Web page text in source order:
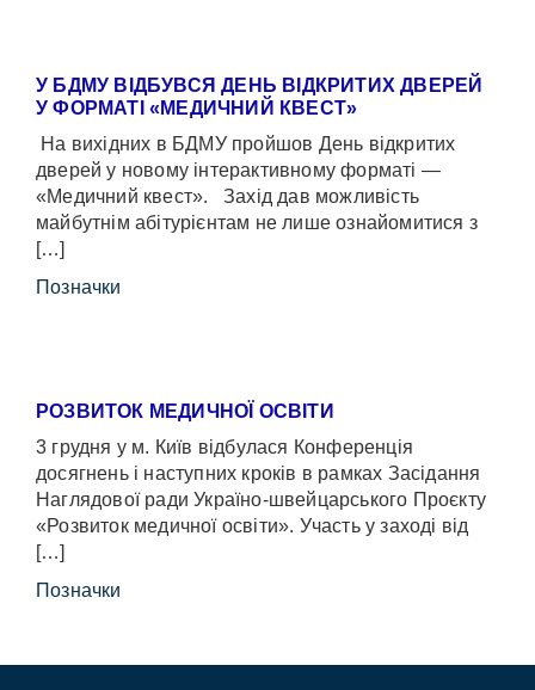
У БДМУ ВІДБУВСЯ ДЕНЬ ВІДКРИТИХ ДВЕРЕЙ
У ФОРМАТІ «МЕДИЧНИЙ КВЕСТ»
На вихідних в БДМУ пройшов День відкритих
дверей у новому інтерактивному форматі —
«Медичний квест». Захід дав можливість
майбутнім абітурієнтам не лише ознайомитися з
[…]
Позначки
РОЗВИТОК МЕДИЧНОЇ ОСВІТИ
3 грудня у м. Київ відбулася Конференція
досягнень і наступних кроків в рамках Засідання
Наглядової ради Україно-швейцарського Проєкту
«Розвиток медичної освіти». Участь у заході від
[…]
Позначки